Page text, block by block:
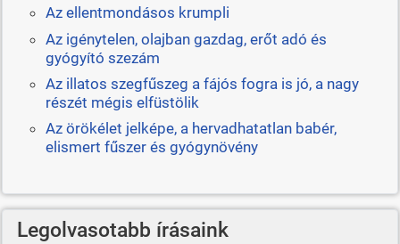
Az ellentmondásos krumpli
Az igénytelen, olajban gazdag, erőt adó és
gyógyító szezám
Az illatos szegfűszeg a fájós fogra is jó, a nagy
részét mégis elfüstölik
Az örökélet jelképe, a hervadhatatlan babér,
elismert fűszer és gyógynövény
Legolvasotabb írásaink